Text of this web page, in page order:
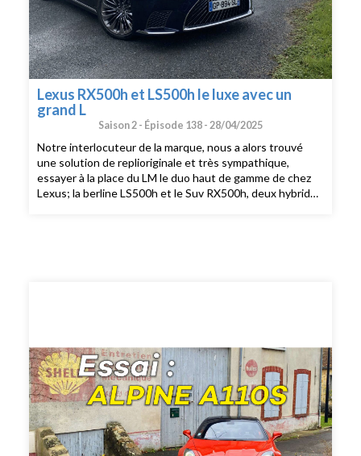
Lexus RX500h et LS500h le luxe avec un
grand L
Saison 2 - Épisode 138 - 28/04/2025
Notre interlocuteur de la marque, nous a alors trouvé
une solution de replioriginale et très sympathique,
essayer à la place du LM le duo haut de gamme de chez
Lexus; la berline LS500h et le Suv RX500h, deux hybrides